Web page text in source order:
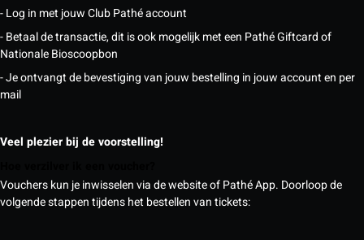
- Log in met jouw Club Pathé account
- Betaal de transactie, dit is ook mogelijk met een Pathé Giftcard of
Nationale Bioscoopbon
- Je ontvangt de bevestiging van jouw bestelling in jouw account en per
mail
Veel plezier bij de voorstelling!
Vouchers kun je inwisselen via de website of Pathé App. Doorloop de
volgende stappen tijdens het bestellen van tickets: